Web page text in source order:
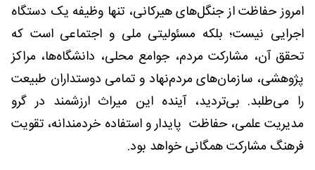
امروز حفاظت از جنگل‌های هیرکانی، تنها وظیفه یک دستگاه
اجرایی نیست؛ بلکه مسئولیتی ملی و اجتماعی است که
تحقق آن، مشارکت مردم، جوامع محلی، دانشگاه‌ها، مراکز
پژوهشی، سازمان‌های مردم‌نهاد و تمامی دوستداران طبیعت
را می‌طلبد. بی‌تردید، آینده این میراث ارزشمند در گرو
مدیریت علمی، حفاظت پایدار و استفاده خردمندانه، تقویت
فرهنگ مشارکت همگانی خواهد بود.